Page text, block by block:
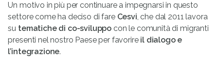
Un motivo in più per continuare a impegnarsi in questo
settore come ha deciso di fare Cesvi, che dal 2011 lavora
su tematiche di co-sviluppo con le comunità di migranti
presenti nel nostro Paese per favorire il dialogo e
l’integrazione.